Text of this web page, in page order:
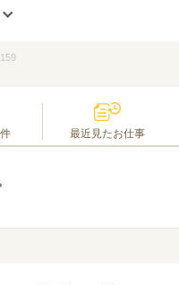
ヤリハット・KY活動とい
制度では、業務に必要な資
に様々な支援を実施してい
最近見たお仕事